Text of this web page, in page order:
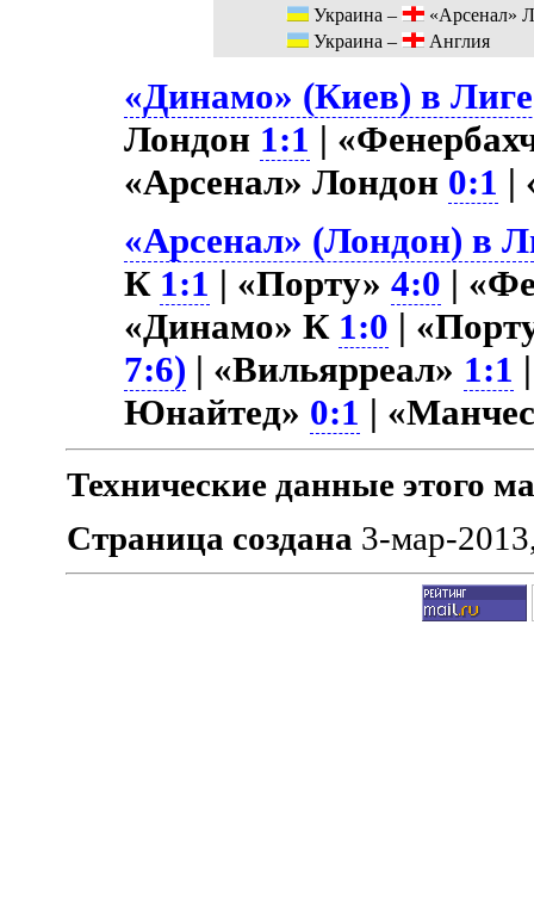
Украина –
«Арсенал»
Украина –
Англия
«Динамо» (Киев) в
Лондон 1:1 |
«Арсенал» Лондон 0:1 |
«Арсенал» (Лондон) в
К 1:1 | «Порту»4:0 |
«Динамо» К 1:0 |
7:6) | «Вильярреал» 1:1
Юнайтед» 0:1 |
Технические данные этого
Страница создана 3-мар-2013